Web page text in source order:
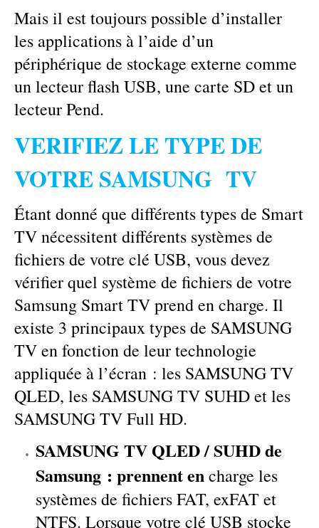
Mais il est toujours possible d’installer
les applications à l’aide d’un
périphérique de stockage externe comme
un lecteur flash USB, une carte SD et un
lecteur Pend.
VERIFIEZ LE TYPE DE
VOTRE SAMSUNG TV
Étant donné que différents types de Smart
TV nécessitent différents systèmes de
fichiers de votre clé USB, vous devez
vérifier quel système de fichiers de votre
Samsung Smart TV prend en charge. Il
existe 3 principaux types de SAMSUNG
TV en fonction de leur technologie
appliquée à l’écran : les SAMSUNG TV
QLED, les SAMSUNG TV SUHD et les
SAMSUNG TV Full HD.
SAMSUNG TV QLED / SUHD de
Samsung : prennent encharge les
systèmes de fichiers FAT, exFAT et
NTFS. Lorsque votre clé USB stocke